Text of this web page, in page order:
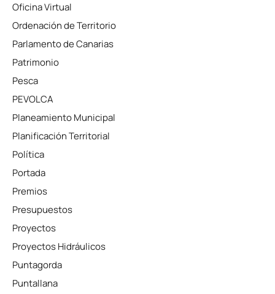
Oficina Virtual
Ordenación de Territorio
Parlamento de Canarias
Patrimonio
Pesca
PEVOLCA
Planeamiento Municipal
Planificación Territorial
Política
Portada
Premios
Presupuestos
Proyectos
Proyectos Hidráulicos
Puntagorda
Puntallana